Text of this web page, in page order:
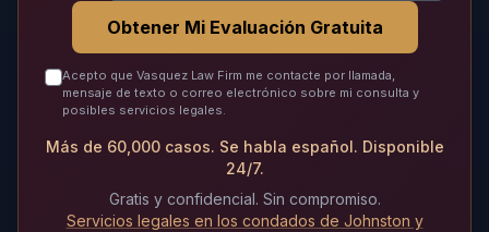
Obtener Mi Evaluación Gratuita
Acepto que Vasquez Law Firm me contacte por llamada,
mensaje de texto o correo electrónico sobre mi consulta y
posibles servicios legales.
Más de 60,000 casos. Se habla español. Disponible
24/7.
Gratis y confidencial. Sin compromiso.
Servicios legales en los condados de Johnston y